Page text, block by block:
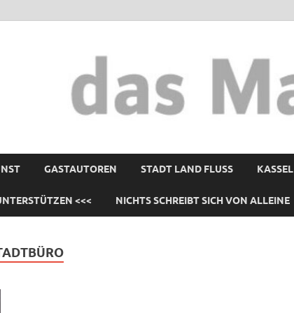
GASTAUTOREN STADT LAND FLUSS KASSEL
<<< NICHTS SCHREIBT SICH VON ALLEINE